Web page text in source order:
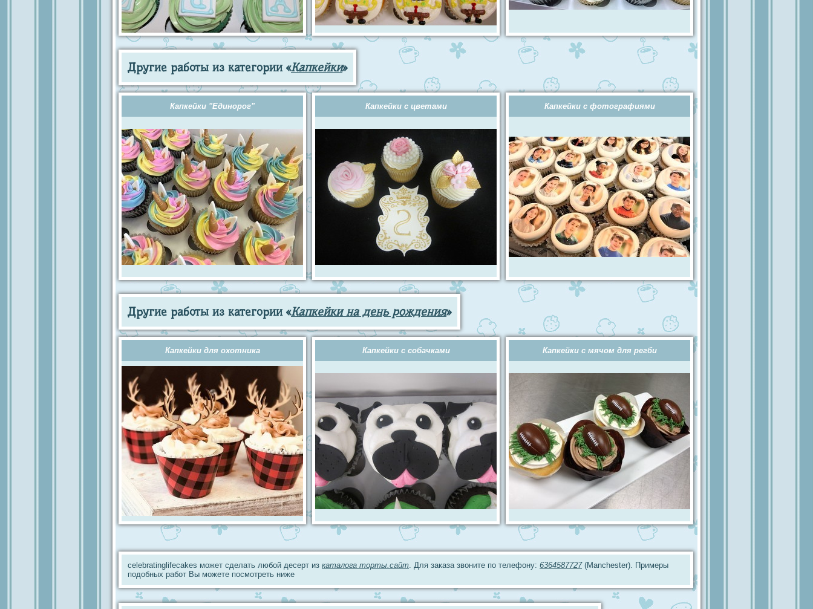
Другие работы из категории «Капкейки»
Капкейки "Единорог" Капкейки с цветами Капкейки с фотографиями
Другие работы из категории «Капкейки на день рождения»
Капкейки для охотника Капкейки с собачками Капкейки с мячом для регби
celebratinglifecakes может сделать любой десерт из каталога торты.сайт . Для заказа звоните по телефону: 6364587727(Manchester). Примеры
подобных работ Вы можете посмотреть ниже